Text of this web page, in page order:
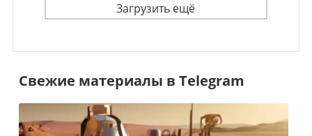
Загрузить ещё
Свежие материалы в Telegram